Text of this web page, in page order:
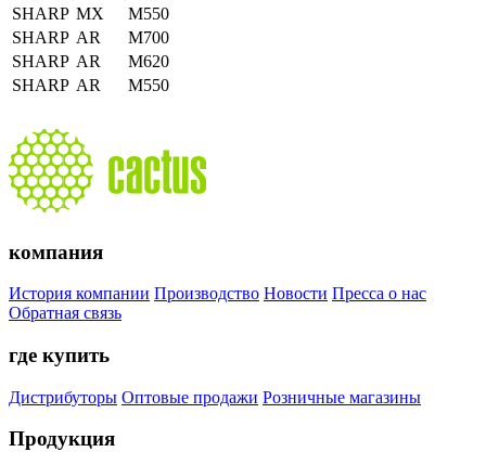
SHARP MX
M550
SHARP AR
M700
SHARP AR
M620
SHARP AR M550
компания
История компании Производство Новости Пресса о нас
Обратная связь
где купить
Дистрибуторы Оптовые продажи Розничные магазины
Продукция